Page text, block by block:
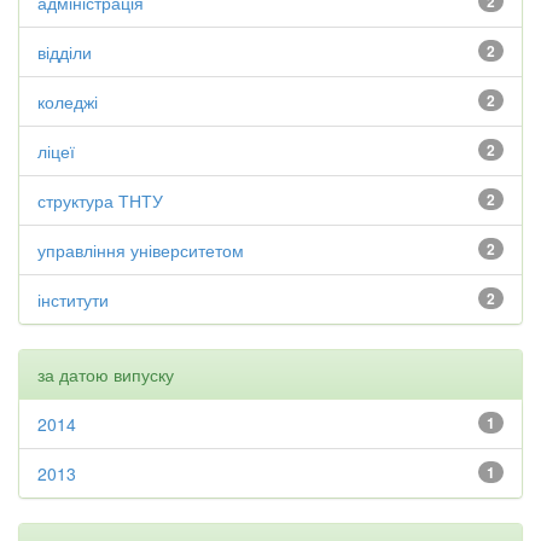
2
відділи
2
коледжі
2
ліцеї
2
структура ТНТУ
2
управління університетом
2
інститути
за датою випуску
1
2014
1
2013